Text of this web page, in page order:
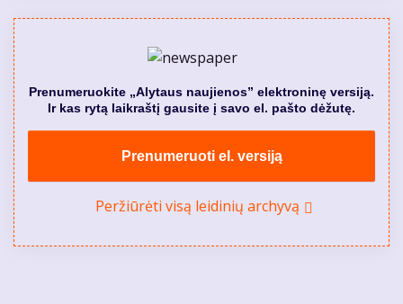
Prenumeruokite „Alytaus naujienos” elektroninę versiją.
Ir kas rytą laikraštį gausite į savo el. pašto dėžutę.
Prenumeruoti el. versiją
Peržiūrėti visą leidinių archyvą